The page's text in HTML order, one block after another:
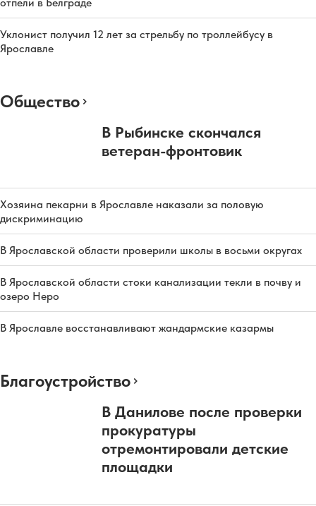
Уклонист получил 12 лет за стрельбу по троллейбусу в
Ярославле
Общество
В Рыбинске скончался
ветеран-фронтовик
Хозяина пекарни в Ярославле наказали за половую
дискриминацию
В Ярославской области проверили школы в восьми округах
В Ярославской области стоки канализации текли в почву и
озеро Неро
В Ярославле восстанавливают жандармские казармы
Благоустройство
В Данилове после проверки
прокуратуры
отремонтировали детские
площадки